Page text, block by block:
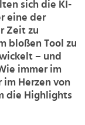
sich die KI-
eine der
Zeit zu
bloßen Tool zu
– und
immer im
Herzen von
die Highlights